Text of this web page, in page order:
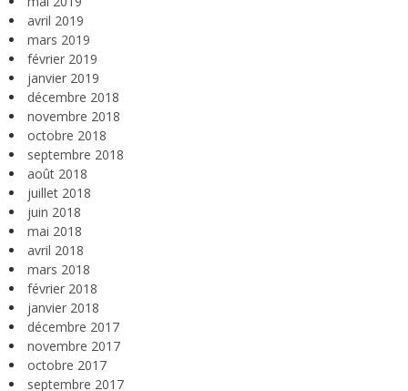
avril 2019
mars 2019
février 2019
janvier 2019
décembre 2018
novembre 2018
octobre 2018
septembre 2018
août 2018
juillet 2018
juin 2018
mai 2018
avril 2018
mars 2018
février 2018
janvier 2018
décembre 2017
novembre 2017
octobre 2017
septembre 2017